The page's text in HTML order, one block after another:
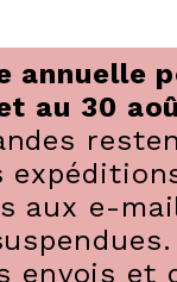
annuelle
au 30
aux e-
envois et